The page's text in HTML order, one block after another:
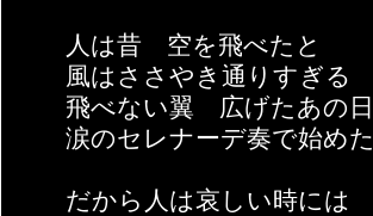
人は昔 空を飛べたと
風はささやき通りすぎる
飛べない翼 広げたあの日
涙のセレナーデ奏で始めた
だから人は哀しい時には